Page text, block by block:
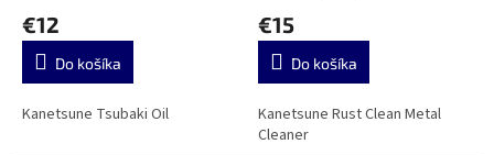
€12
Do košíka
Kanetsune Tsubaki Oil
€15
Do košíka
Kanetsune Rust Clean Metal
Cleaner